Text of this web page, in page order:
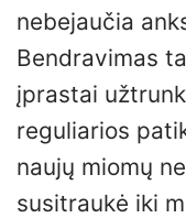
nebejaučia
Bendravimas
įprastai
reguliarios
naujų miomų
susitraukė iki